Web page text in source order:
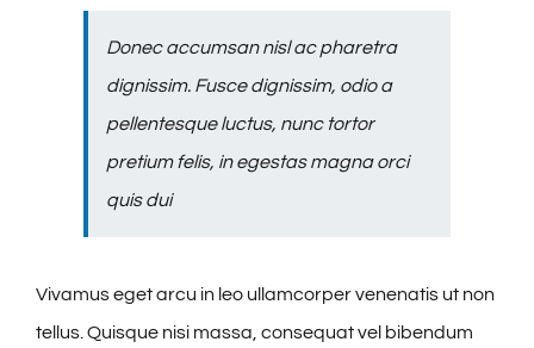
Donec accumsan nisl ac pharetra
dignissim. Fusce dignissim, odio a
pellentesque luctus, nunc tortor
pretium felis, in egestas magna orci
quis dui
Vivamus eget arcu in leo ullamcorper venenatis ut non
tellus. Quisque nisi massa, consequat vel bibendum